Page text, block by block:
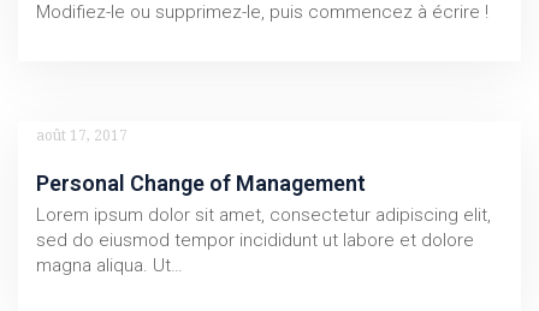
Modifiez-le ou supprimez-le, puis commencez à écrire !
août 17, 2017
Personal Change of Management
Lorem ipsum dolor sit amet, consectetur adipiscing elit,
sed do eiusmod tempor incididunt ut labore et dolore
magna aliqua. Ut…